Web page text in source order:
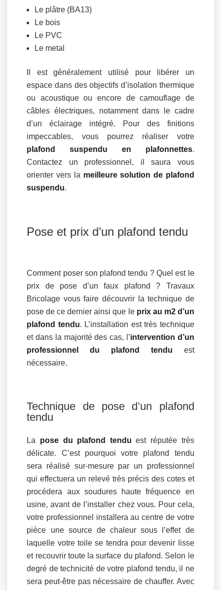
Le plâtre (BA13)
Le bois
Le PVC
Le metal
Il est généralement utilisé pour libérer un
espace dans des objectifs d’isolation thermique
ou acoustique ou encore de camouflage de
câbles électriques, notamment dans le cadre
d’un éclairage intégré. Pour des finitions
impeccables, vous pourrez réaliser votre
plafond suspendu en plafonnettes.
Contactez un professionnel, il saura vous
orienter vers la meilleure solution de plafond
suspendu.
Pose et prix d’un plafond tendu
Comment poser son plafond tendu ? Quel est le
prix de pose d’un faux plafond ? Travaux
Bricolage vous faire découvrir la technique de
pose de ce dernier ainsi que le prix au m2 d’un
plafond tendu. L’installation est très technique
et dans la majorité des cas, l’intervention d’un
professionnel du plafond tendu est
nécessaire.
Technique de pose d’un plafond
tendu
La pose du plafond tendu est réputée très
délicate. C’est pourquoi votre plafond tendu
sera réalisé sur-mesure par un professionnel
qui effectuera un relevé très précis des cotes et
procédera aux soudures haute fréquence en
usine, avant de l’installer chez vous. Pour cela,
votre professionnel installera au centre de votre
pièce une source de chaleur sous l’effet de
laquelle votre toile se tendra pour devenir lisse
et recouvrir toute la surface du plafond. Selon le
degré de technicité de votre plafond tendu, il ne
sera peut-être pas nécessaire de chauffer. Avec